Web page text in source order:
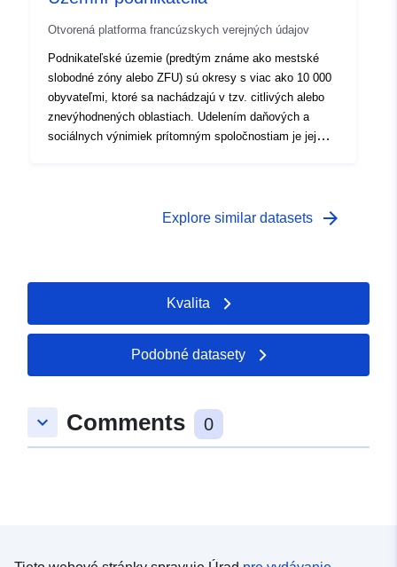
Supporting EDS files are available on request
Otvorená platforma francúzskych verejných údajov
Podnikateľské územie (predtým známe ako mestské
slobodné zóny alebo ZFU) sú okresy s viac ako 10 000
obyvateľmi, ktoré sa nachádzajú v tzv. citlivých alebo
znevýhodnených oblastiach. Udelením daňových a
sociálnych výnimiek prítomným spoločnostiam je jej
zamestnanosti. Od 15. mája 2007 jeho posledná zmena,
zahrnuté aj adresy zodpovedajúce prístupu parciel
zahrnutých do obvodov s cieľom umožniť riešenie
úpravy vetrania prostredníctvom zónovania.
Explore similar datasets arrow_forward
Kvalita
Podobné datasety
keyboard_arrow_down Comments 0